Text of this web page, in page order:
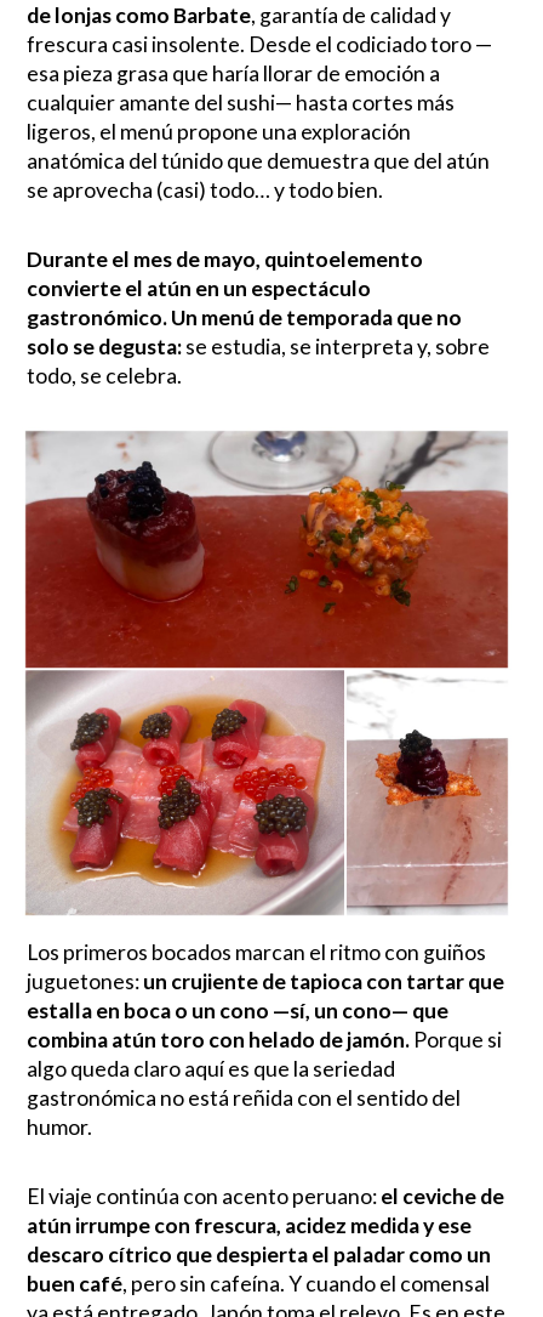
de lonjas como Barbate, garantía de calidad y
frescura casi insolente. Desde el codiciado toro —
esa pieza grasa que haría llorar de emoción a
cualquier amante del sushi— hasta cortes más
ligeros, el menú propone una exploración
anatómica del túnido que demuestra que del atún
se aprovecha (casi) todo… y todo bien.
Durante el mes de mayo, quintoelemento
convierte el atún en un espectáculo
gastronómico. Un menú de temporada que no
solo se degusta:se estudia, se interpreta y, sobre
todo, se celebra.
Los primeros bocados marcan el ritmo con guiños
juguetones:un crujiente de tapioca con tartar que
estalla en boca o un cono —sí, un cono— que
combina atún toro con helado de jamón.Porque si
algo queda claro aquí es que la seriedad
gastronómica no está reñida con el sentido del
humor.
El viaje continúa con acento peruano:el ceviche de
atún irrumpe con frescura, acidez medida y ese
descaro cítrico que despierta el paladar como un
buen café, pero sin cafeína. Y cuando el comensal